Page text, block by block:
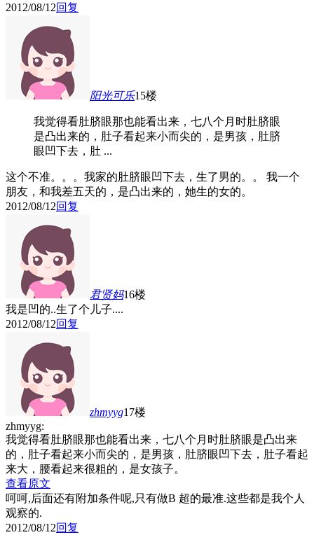
2012/08/12回复
阳光可乐15楼
我觉得看肚脐眼那也能看出来，七八个月时肚脐眼
是凸出来的，肚子看起来小而尖的，是男孩，肚脐
眼凹下去，肚 ...
这个不准。。。我家的肚脐眼凹下去，生了男的。。 我一个
朋友，和我差五天的，是凸出来的，她生的女的。
2012/08/12回复
君贤妈16楼
我是凹的..生了个儿子....
2012/08/12回复
zhmyyg17楼
zhmyyg:
我觉得看肚脐眼那也能看出来，七八个月时肚脐眼是凸出来
的，肚子看起来小而尖的，是男孩，肚脐眼凹下去，肚子看起
来大，腰看起来很粗的，是女孩子。
查看原文
呵呵,后面还有附加条件呢,只有做B 超的最准.这些都是我个人
观察的.
2012/08/12回复